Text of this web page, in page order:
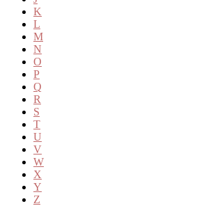
K
L
M
N
O
P
Q
R
S
T
U
V
W
X
Y
Z